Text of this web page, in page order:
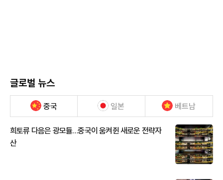
글로벌 뉴스
중국 일본 베트남
희토류 다음은 광모듈…중국이 움켜쥔 새로운 전략자
산